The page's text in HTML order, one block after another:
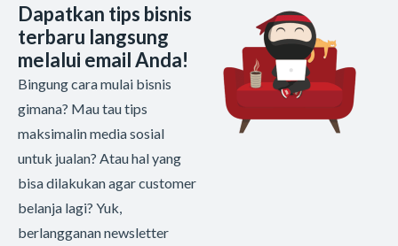
Dapatkan tips bisnis
terbaru langsung
melalui email Anda!
Bingung cara mulai bisnis
gimana? Mau tau tips
maksimalin media sosial
untuk jualan? Atau hal yang
bisa dilakukan agar customer
belanja lagi? Yuk,
berlangganan newsletter